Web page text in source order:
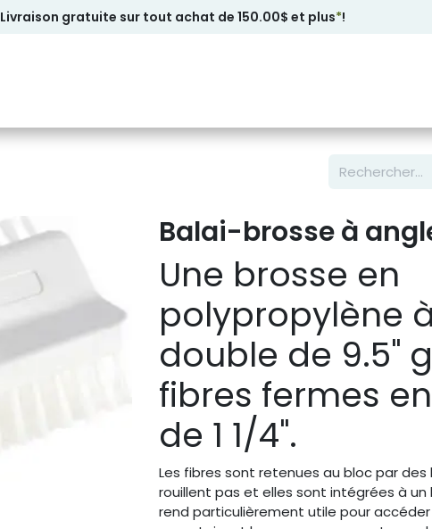
Livraison gratuite sur tout achat de 150.00$ et plus*!
Balai-brosse à
Une brosse en
polypropylène
double de 9.5"
fibres fermes
de 1 1/4".
Les fibres sont retenues au bloc par des
rouillent pas et elles sont intégrées à
rend particulièrement utile pour